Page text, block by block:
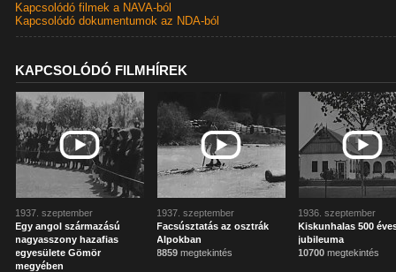
Kapcsolódó filmek a NAVA-ból
Kapcsolódó dokumentumok az NDA-ból
KAPCSOLÓDÓ FILMHÍREK
1937. szeptember
Egy angol származású
nagyasszony hazafias
egyesülete Gömör
megyében
1937. szeptember
Facsúsztatás az osztrák
Alpokban
8859 megtekintés
1936. szeptember
Kiskunhalas 500
jubileuma
10700 megtekintés